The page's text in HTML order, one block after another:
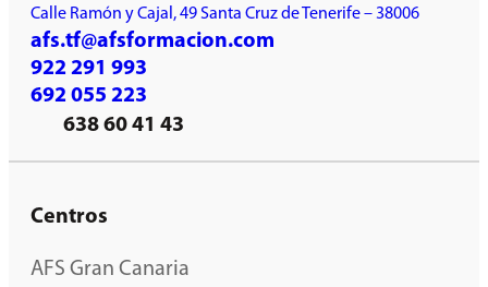
Calle Ramón y Cajal, 49 Santa Cruz de Tenerife – 38006
afs.tf@afsformacion.com
922 291 993
692 055 223
638 60 41 43
Centros
AFS Gran Canaria